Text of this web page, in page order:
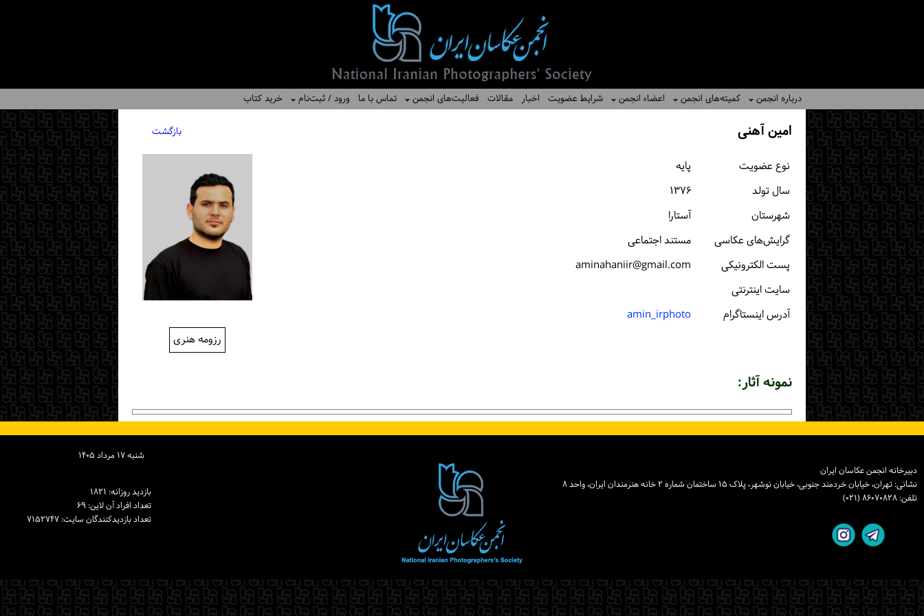
درباره انجمن کمیته‌های انجمن اعضاء انجمن شرایط عضویت اخبار مقالات فعالیت‌های انجمن تماس با ما ورود / ثبت‌نام خرید کتاب
امین آهنی بازگشت
رزومه هنری
نوع عضویت
پایه
سال تولد
۱۳۷۶
شهرستان
آستارا
گرایش‌های عکاسی
مستند اجتماعی
پست الكترونیكی
aminahaniir@gmail.com
سایت اینترنتی
آدرس اینستاگرام
amin_irphoto
نمونه آثار:
شنبه ۱۷ مرداد ۱۴۰۵
بازدید روزانه: ۱۸۲۱
تعداد افراد آن لاین: ۶۹
تعداد بازدیدكنندگان سایت: ۷۱۵۲۷۴۷
دبیرخانه انجمن عکاسان ایران
نشانی: تهران، خیابان خردمند جنوبی، خیابان نوشهر، پلاک ۱۵ ساختمان شماره ۲ خانه هنرمندان ایران، واحد ۸
تلفن: ۸۶۰۷۰۸۲۸ (۰۲۱)